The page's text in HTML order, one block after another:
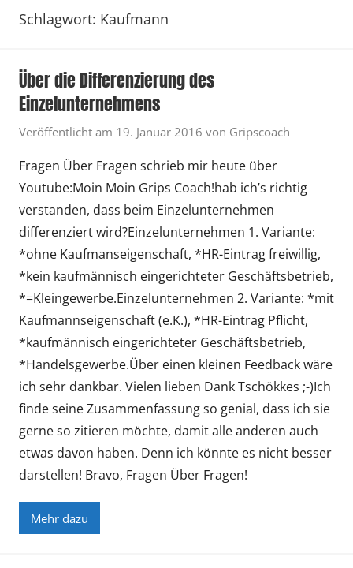
Schlagwort: Kaufmann
Über die Differenzierung des
Einzelunternehmens
Veröffentlicht am 19. Januar 2016 von Gripscoach
Fragen Über Fragen schrieb mir heute über
Youtube:Moin Moin Grips Coach!hab ich’s richtig
verstanden, dass beim Einzelunternehmen
differenziert wird?Einzelunternehmen 1. Variante:
*ohne Kaufmanseigenschaft, *HR-Eintrag freiwillig,
*kein kaufmännisch eingerichteter Geschäftsbetrieb,
*=Kleingewerbe.Einzelunternehmen 2. Variante: *mit
Kaufmannseigenschaft (e.K.), *HR-Eintrag Pflicht,
*kaufmännisch eingerichteter Geschäftsbetrieb,
*Handelsgewerbe.Über einen kleinen Feedback wäre
ich sehr dankbar. Vielen lieben Dank Tschökkes ;-)Ich
finde seine Zusammenfassung so genial, dass ich sie
gerne so zitieren möchte, damit alle anderen auch
etwas davon haben. Denn ich könnte es nicht besser
darstellen! Bravo, Fragen Über Fragen!
Mehr dazu